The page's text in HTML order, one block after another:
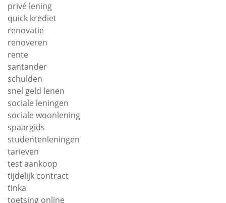
privé lening
quick krediet
renovatie
renoveren
rente
santander
schulden
snel geld lenen
sociale leningen
sociale woonlening
spaargids
studentenleningen
tarieven
test aankoop
tijdelijk contract
tinka
toetsing online